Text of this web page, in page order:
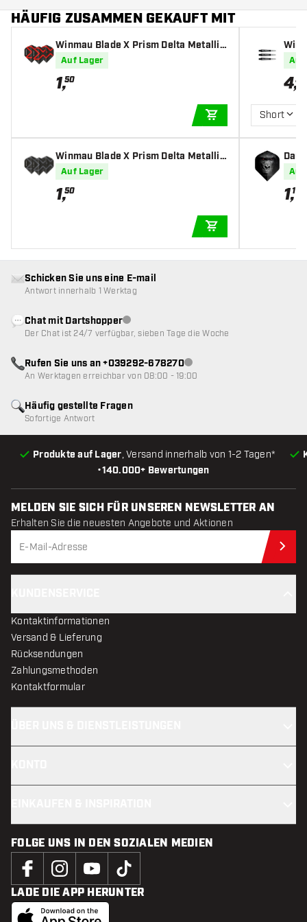
HÄUFIG ZUSAMMEN GEKAUFT MIT
Winmau Blade X Prism Delta Metallic
Black Red - Dart Flights
Auf Lager
1,50
IN DEN
Winmau Blade X Prism Delta Metallic
Black - Dart Flights
Auf Lager
1,50
Auf
4,50
Short
Auf
1,10
•140.000+ Bewertungen
Produkte auf Lager, Versand innerhalb von 1-2 Tagen*
Häufig gestellte Fragen
Sofortige Antwort
Schicken Sie uns eine E-mail
Antwort innerhalb 1 Werktag
Chat mit DartshopperKundenservice nicht verfügbar
Der Chat ist 24/7 verfügbar, sieben Tage die Woche
Rufen Sie uns an +039292-678270Kundenservice nicht
An Werktagen erreichbar von 08:00 - 19:00
MELDEN SIE SICH FÜR UNSEREN NEWSLETTER AN
Erhalten Sie die neuesten Angebote und Aktionen
Kontaktinformationen
Versand & Lieferung
Rücksendungen
Zahlungsmethoden
Kontaktformular
FOLGE UNS IN DEN SOZIALEN MEDIEN
LADE DIE APP HERUNTER